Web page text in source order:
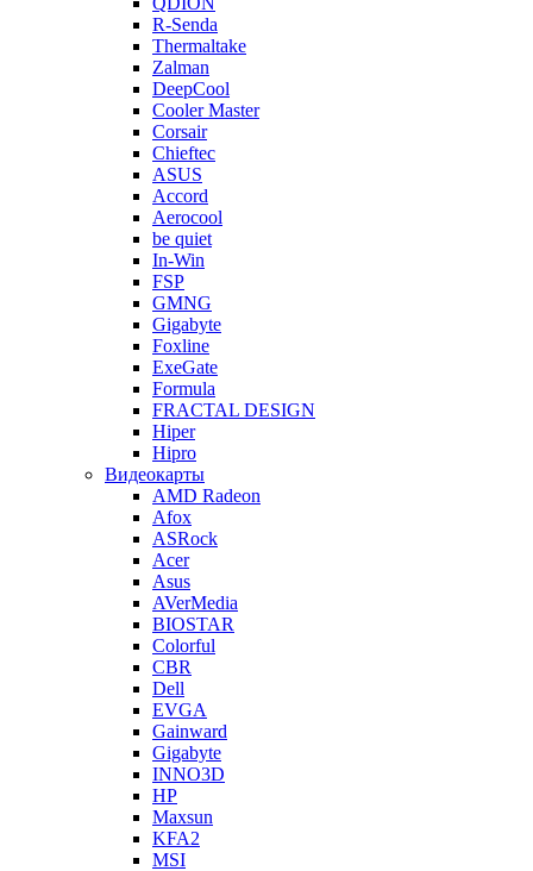
R-Senda
Thermaltake
Zalman
DeepCool
Cooler Master
Corsair
Chieftec
ASUS
Accord
Aerocool
be quiet
In-Win
FSP
GMNG
Gigabyte
Foxline
ExeGate
Formula
FRACTAL DESIGN
Hiper
Hipro
Видеокарты
AMD Radeon
Afox
ASRock
Acer
Asus
AVerMedia
BIOSTAR
Colorful
CBR
Dell
EVGA
Gainward
Gigabyte
INNO3D
HP
Maxsun
KFA2
MSI